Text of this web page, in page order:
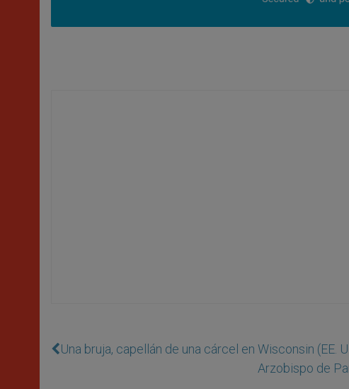
Una bruja, capellán de una cárcel en Wisconsin (EE.
Arzobispo de